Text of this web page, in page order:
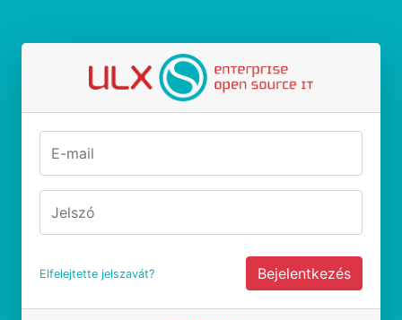
Elfelejtette jelszavát? Bejelentkezés